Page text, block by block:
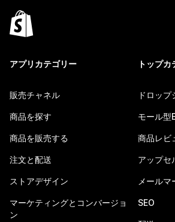
アプリカテゴリー
販売チャネル
商品を探す
商品を販売する
注文と配送
ストアデザイン
マーケティングとコンバージョ
ン
トップ
ドロッ
モール型
商品レビ
アップセ
メールマ
SEO